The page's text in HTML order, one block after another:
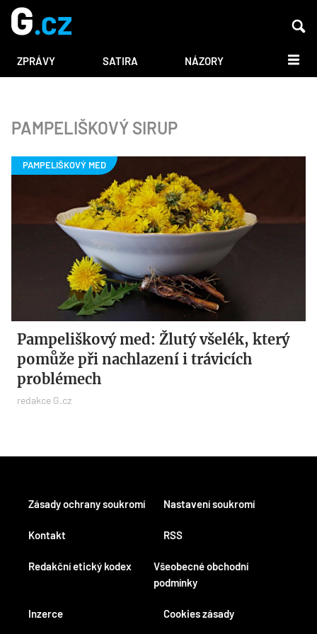
ZPRÁVY SATIRA NÁZORY DALŠÍ
PAMPELIŠKOVÝ SIRUP
Pampeliškový med: Žlutý všelék, který
pomůže při nachlazení i trávicích
problémech
redakce G.cz
Kontakt
Redakční etický kodex
Inzerce
RSS
Všeobecné obchodní
podmínky
Cookies zásady
Zásady ochrany soukromí Nastavení soukromí